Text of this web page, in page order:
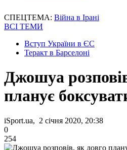
СПЕЦТЕМА: Війна в Ірані
ВСІ ТЕМИ
Вступ України в ЄС
Теракт в Барселоні
Джошуа
планує
iSport.ua, 2 січня 2020, 20:38
0
254